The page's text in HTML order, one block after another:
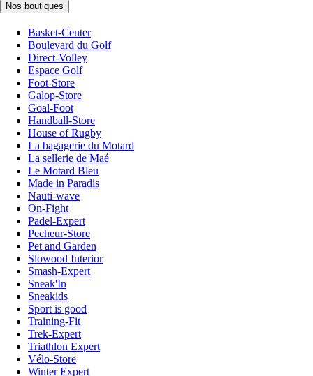
Nos boutiques
Basket-Center
Boulevard du Golf
Direct-Volley
Espace Golf
Foot-Store
Galop-Store
Goal-Foot
Handball-Store
House of Rugby
La bagagerie du Motard
La sellerie de Maé
Le Motard Bleu
Made in Paradis
Nauti-wave
On-Fight
Padel-Expert
Pecheur-Store
Pet and Garden
Slowood Interior
Smash-Expert
Sneak'In
Sneakids
Sport is good
Training-Fit
Trek-Expert
Triathlon Expert
Vélo-Store
Winter Expert